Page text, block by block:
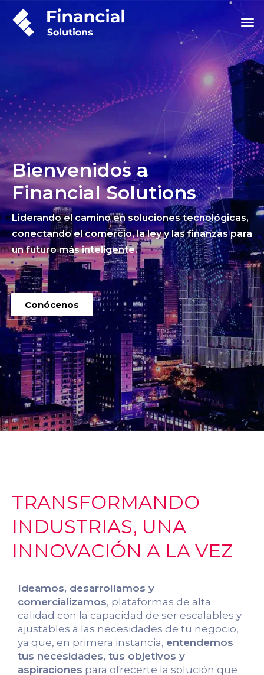
Bienvenidos a
Financial Solutions
Liderando el camino en soluciones tecnológicas,
conectando el comercio, la ley y las finanzas para
un futuro más inteligente.
Conócenos
TRANSFORMANDO
INDUSTRIAS, UNA
INNOVACIÓN A LA VEZ
Ideamos, desarrollamos y
comercializamos, plataformas de alta
calidad con la capacidad de ser escalables y
ajustables a las necesidades de tu negocio,
ya que, en primera instancia, entendemos
tus necesidades, tus objetivos y
aspiraciones para ofrecerte la solución que